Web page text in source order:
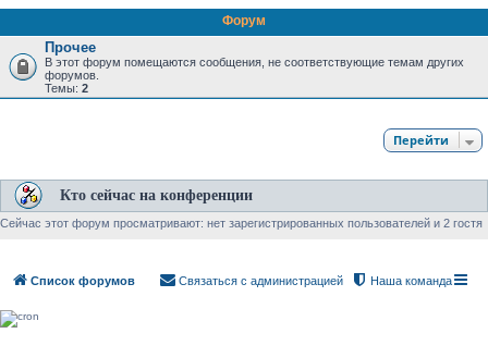
Форум
Прочее
В этот форум помещаются сообщения, не соответствующие темам других
форумов.
Темы: 2
Перейти
Кто сейчас на конференции
Сейчас этот форум просматривают: нет зарегистрированных пользователей и 2 гостя
Список форумов Наша команда
Связаться с администрацией